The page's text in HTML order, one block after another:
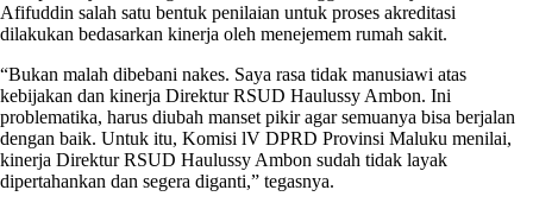
Afifuddin salah satu bentuk penilaian untuk proses akreditasi
dilakukan bedasarkan kinerja oleh menejemem rumah sakit.
“Bukan malah dibebani nakes. Saya rasa tidak manusiawi atas
kebijakan dan kinerja Direktur RSUD Haulussy Ambon. Ini
problematika, harus diubah manset pikir agar semuanya bisa berjalan
dengan baik. Untuk itu, Komisi lV DPRD Provinsi Maluku menilai,
kinerja Direktur RSUD Haulussy Ambon sudah tidak layak
dipertahankan dan segera diganti,” tegasnya.